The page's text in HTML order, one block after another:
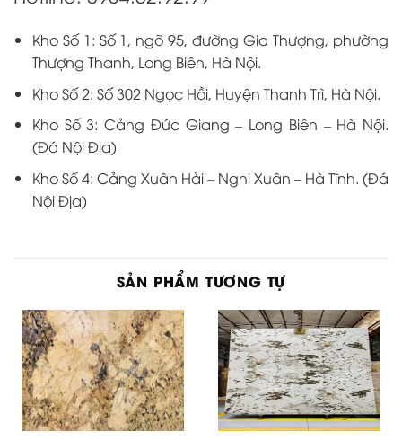
Kho Số 1: Số 1, ngõ 95, đường Gia Thượng, phường
Thượng Thanh, Long Biên, Hà Nội.
Kho Số 2: Số 302 Ngọc Hồi, Huyện Thanh Trì, Hà Nội.
Kho Số 3: Cảng Đức Giang – Long Biên – Hà Nội.
(Đá Nội Địa)
Kho Số 4: Cảng Xuân Hải – Nghi Xuân – Hà Tĩnh. (Đá
Nội Địa)
SẢN PHẨM TƯƠNG TỰ